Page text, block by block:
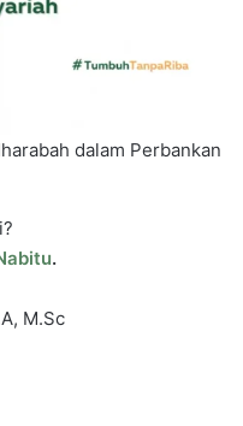
dalam Perbankan
.
M.Sc